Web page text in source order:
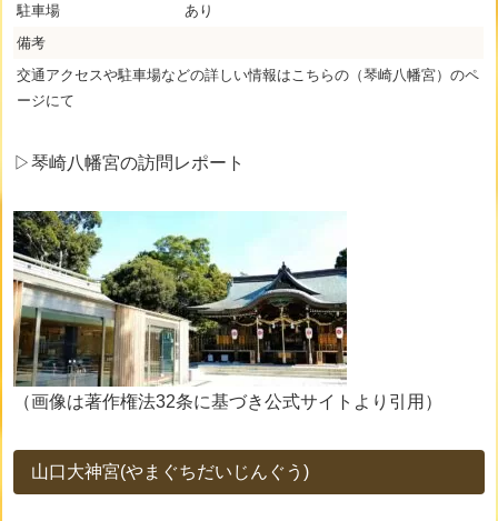
駐車場
あり
備考
交通アクセスや駐車場などの詳しい情報はこちらの（琴崎八幡宮）のペ
ージにて
▷琴崎八幡宮の訪問レポート
（画像は著作権法32条に基づき公式サイトより引用）
山口大神宮(やまぐちだいじんぐう)